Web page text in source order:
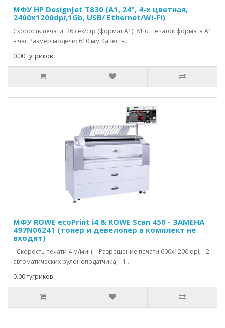
МФУ HP DesignJet T830 (А1, 24", 4-х цветная,
2400x1200dpi,1Gb, USB/ Ethernet/Wi-Fi)
Скорость печати: 26 сек/стр (формат A1), 81 отпечаток формата A1
в час Размер модели: 610 мм Качеств..
0.00 тугриков
МФУ ROWE ecoPrint i4 & ROWE Scan 450 - ЗАМЕНА
497N06241 (тонер и девелопер в комплект не
входят)
- Скорость печати 4 м/мин; - Разрешение печати 600х1200 dpi; - 2
автоматических рулоноподатчика; - 1..
0.00 тугриков